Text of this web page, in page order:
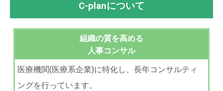
C-planについて
組織の質を高める
人事コンサル
医療機関(医療系企業)に特化し、長年コンサルティ
ングを行っています。